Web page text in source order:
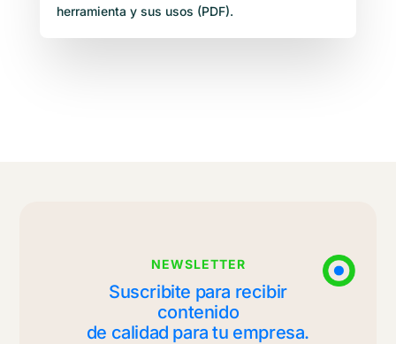
herramienta y sus usos (PDF).
NEWSLETTER
Suscribite para recibir
contenido
de calidad para tu empresa.